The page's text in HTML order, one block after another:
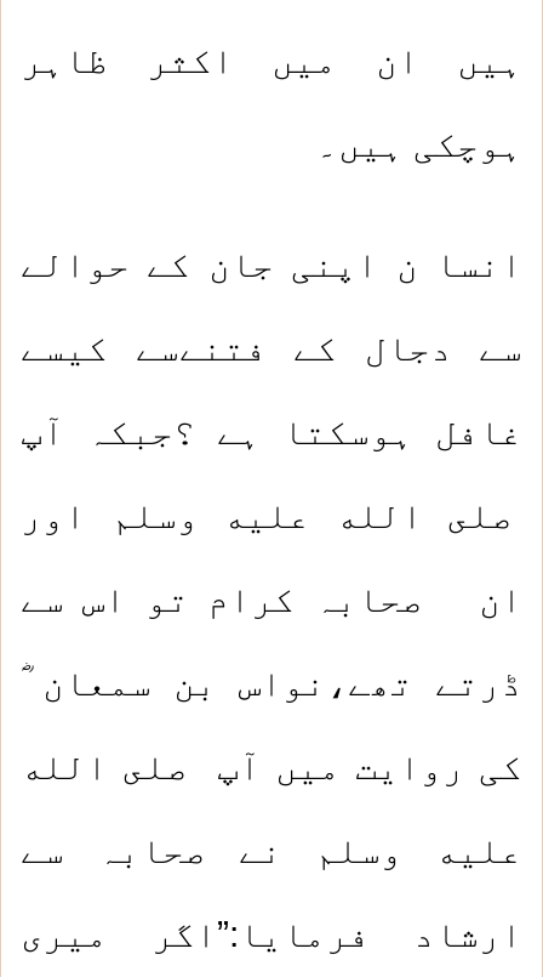
ہیں ان میں اکثر ظاہر
ہوچکی ہیں۔
انسا ن اپنی جان کے حوالے
سے دجال کے فتنےسے کیسے
غافل ہوسکتا ہے ؟جبکہ آپ
صلى الله عليه وسلم اور
ان صحابہ کرام تو اس سے
ڈرتے تھے،نواس بن سمعان ؓ
کی روایت میں آپ صلى الله
عليه وسلم نے صحابہ سے
ارشاد فرمایا:”اگر میری